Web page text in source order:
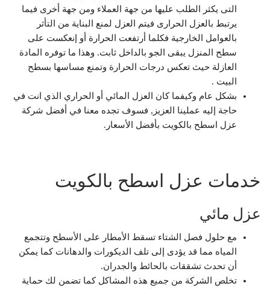
التى يكثر الطلب عليها من جهة العملاء ومن جهة أخرى فيما
يرتبط بالعزل الحرارى فيتم العزل لمنع البناية من التأثر
بالعوامل الخارجية فكلما أرتفعت الحرارة أو إنعكست على
سطح المنزل يبقى الجو بالداخل ثابت. وهذا ما توفره المادة
العازلة حيث تعكس درجات الحرارة وتمنع مساسها بسطح
البيت .
بشكل عام وكيفما كان العزل المائي أو الحراري الذي انت في
حاجة إليه عملينا العزيز, فسوف تجده معنا في أفضل شركة
عزل اسطح بالكويت بأفضل الأسعار.
خدمات عزل اسطح بالكويت
عزل مائي
مع حلول فصل الشتاء تسقط الأمطار على الأسطح وتتجمع
المياه مما قد يؤدى إلى تلف الديكورات والدهانات كما يمكن
أن تحدث تشققات بالحائط والجدران.
تخلص الشركة من جميع هذه المشاكل كما تضمن لك حماية